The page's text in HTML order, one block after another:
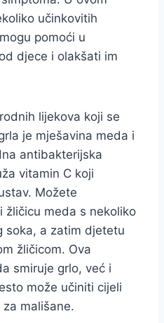
učinkovitih
pomoći u
djece i olakšati im
lijekova koji se
je mješavina meda i
antibakterijska
vitamin C koji
Možete
žličicu meda s nekoliko
soka, a zatim djetetu
žličicom. Ova
smiruje grlo, već i
može učiniti cijeli
mališane.